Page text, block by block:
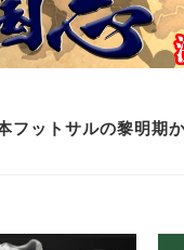
フットサルの黎明期